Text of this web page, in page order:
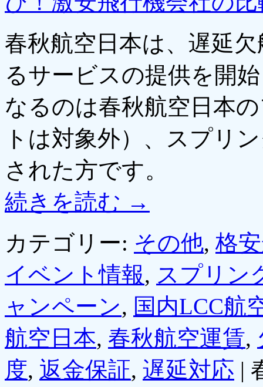
春秋航空日本は、遅延
るサービスの提供を開
なるのは春秋航空日本
トは対象外）、スプリ
された方です。
続きを読む →
カテゴリー: その他, 格
イベント情報, スプリン
ャンペーン, 国内LCC航
航空日本, 春秋航空運賃,
度, 返金保証, 遅延対応 |